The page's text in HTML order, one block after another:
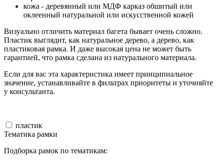
кожа - деревянный или МДФ карказ обшитый или
оклеенный натуральной или искусственной кожей
Визуально отличить материал багета бывает очень сложно.
Пластик выглядит, как натуральное дерево, а дерево, как
пластиковая рамка. И даже высокая цена не может быть
гарантией, что рамка сделана из натурального материала.
Если для вас эта характеристика имеет принципиальное
значение, устанавливайте в фильтрах приоритеты и уточняйте
у консультанта.
пластик
Тематика рамки
Подборка рамок по тематикам: